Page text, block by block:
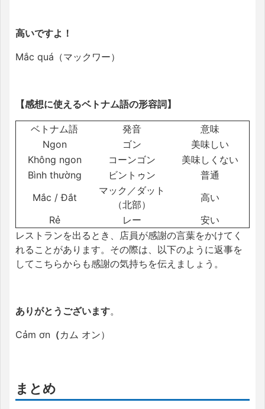
高いですよ！
Mắc quá（マックワー）
【感想に使えるベトナム語の形容詞】
ベトナム語 発音
意味
Ngon
ゴン
美味しい
Không ngon
コーンゴン
美味しくない
Bình thường
ビントゥン
普通
Mắc / Đắt
マック／ダット
（北部）
高い
Rẻ
レー
安い
レストランを出るとき、店員が感謝の言葉をかけてく
れることがあります。 その際は、以下のように返事を
してこちらからも感謝の気持ちを伝えましょう。
ありがとうございます。
Cảm ơn （カム オン）
まとめ